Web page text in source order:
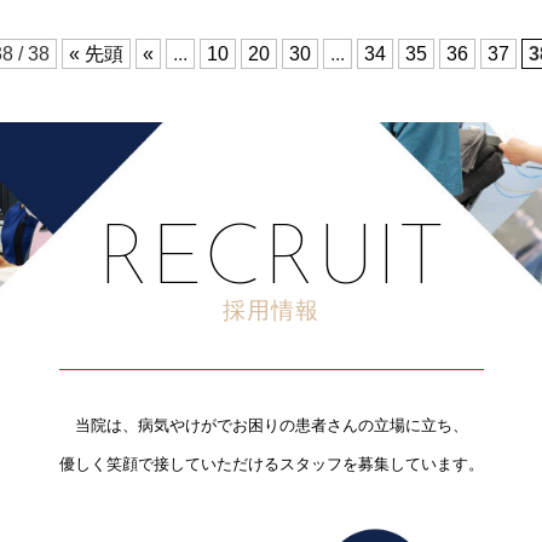
/ 38 « 先頭 « ... 10 20 30 ... 34 35 36 37
RECRUIT
採用情報
当院は、病気やけがでお困りの患者さんの立場に立ち、
優しく笑顔で接していただけるスタッフを募集しています。